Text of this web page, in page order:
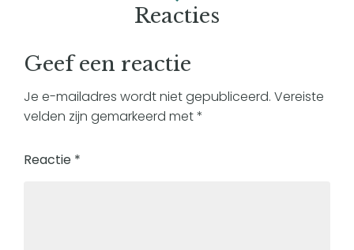
Reacties
Geef een reactie
Je e-mailadres wordt niet gepubliceerd. Vereiste
velden zijn gemarkeerd met*
Reactie *